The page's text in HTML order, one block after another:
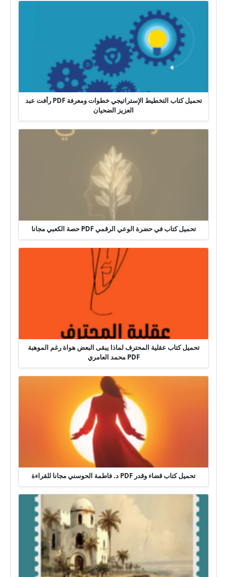
تحميل كتاب التخطيط الإستراتيجي خطوات ومعرفة PDF رأفت عبد
العزيز الضحيان
تحميل كتاب في حضرة الوعي الرقمي PDF حصة الكعبي مجانا
تحميل كتاب عقلية المحترف لماذا يبقى البعض هواة رغم الموهبة
PDF محمد العامري
تحميل كتاب قضاء وقدر PDF د. فاطمة الحوسني مجانا للقراءة